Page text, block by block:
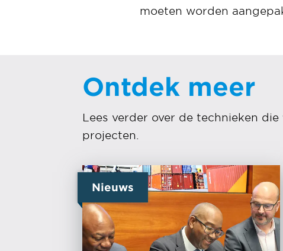
moeten worden
Ontdek meer
Lees verder over de technieken
projecten.
Nieuws